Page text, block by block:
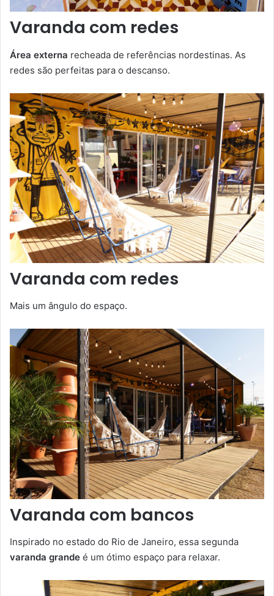
Varanda com redes
Área externa recheada de referências nordestinas. As
redes são perfeitas para o descanso.
Varanda com redes
Mais um ângulo do espaço.
Varanda com bancos
Inspirado no estado do Rio de Janeiro, essa segunda
varanda grande é um ótimo espaço para relaxar.